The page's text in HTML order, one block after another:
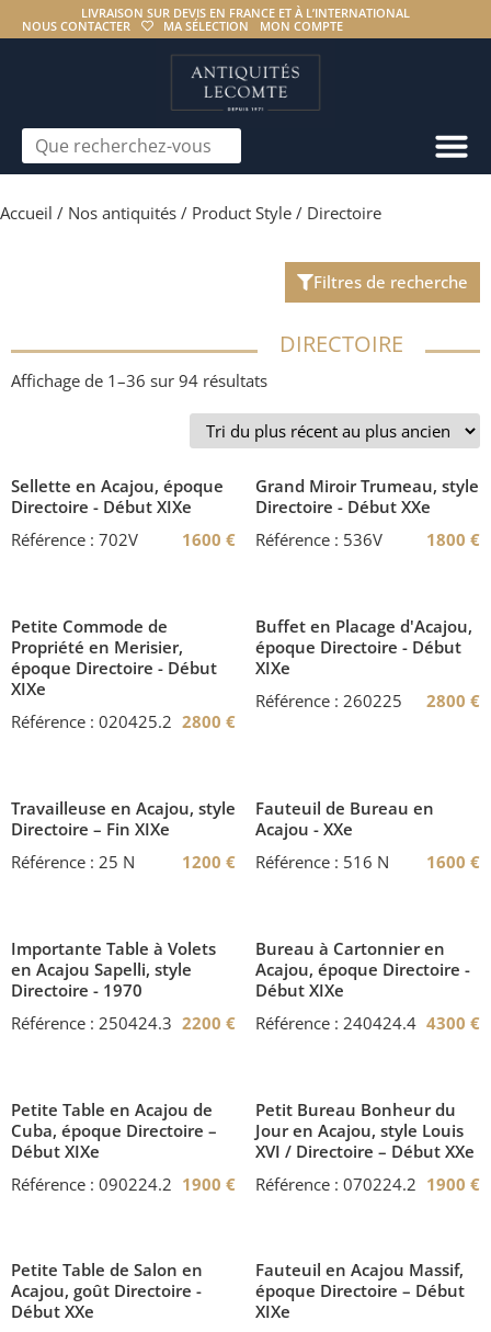
LIVRAISON SUR DEVIS EN FRANCE ET À L’INTERNATIONAL
NOUS CONTACTER
MA SÉLECTION MON COMPTE
Accueil / Nos antiquités / Product Style / Directoire
Filtres de recherche
DIRECTOIRE
Affichage de 1–36 sur 94 résultats
Sellette en Acajou, époque
Directoire - Début XIXe
Référence : 702V
1600€
Grand Miroir Trumeau, style
Directoire - Début XXe
Référence : 536V
1800 €
Petite Commode de
Propriété en Merisier,
époque Directoire - Début
XIXe
Référence : 020425.2 2800€
Buffet en Placage d'Acajou,
époque Directoire - Début
XIXe
Référence : 260225
2800 €
Travailleuse en Acajou, style
Directoire – Fin XIXe
Référence : 25 N
1200€
Fauteuil de Bureau en
Acajou - XXe
Référence : 516 N
1600 €
Importante Table à Volets
en Acajou Sapelli, style
Directoire - 1970
Référence : 250424.3 2200€
Bureau à Cartonnier en
Acajou, époque Directoire -
Début XIXe
Référence : 240424.4 4300 €
Petite Table en Acajou de
Cuba, époque Directoire –
Début XIXe
Référence : 090224.2 1900€
Petit Bureau Bonheur du
Jour en Acajou, style Louis
XVI / Directoire – Début XXe
Référence : 070224.2 1900 €
Petite Table de Salon en
Acajou, goût Directoire -
Début XXe
Fauteuil en Acajou Massif,
époque Directoire – Début
XIXe